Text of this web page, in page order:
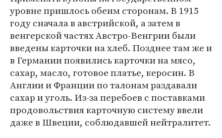
уровне пришлось обеим сторонам. В 1915
году сначала в австрийской, а затем в
венгерской частях Австро-Венгрии были
введены карточки на хлеб. Позднее там же и
в Германии появились карточки на мясо,
сахар, масло, готовое платье, керосин. В
Англии и Франции по талонам раздавали
сахар и уголь. Из-за перебоев с поставками
продовольствия карточную систему ввели
даже в Швеции, соблюдавшей нейтралитет.